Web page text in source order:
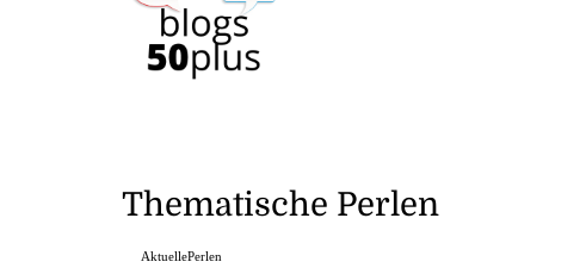
Thematische Perlen
AktuellePerlen